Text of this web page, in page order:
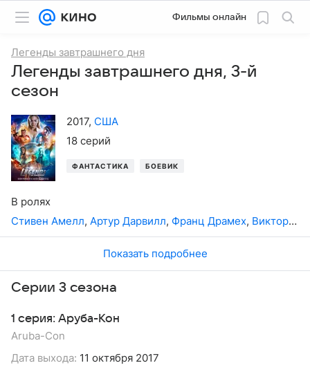
Фильмы онлайн
Легенды завтрашнего дня
Легенды завтрашнего дня, 3-й
сезон
2017, США
18 серий
ФАНТАСТИКА БОЕВИК
В ролях
Стивен Амелл, Артур Дарвилл, Франц Драмех, Виктор Гарбер
Показать подробнее
Серии 3 сезона
1 серия: Аруба-Кон
Aruba-Con
Дата выхода: 11 октября 2017